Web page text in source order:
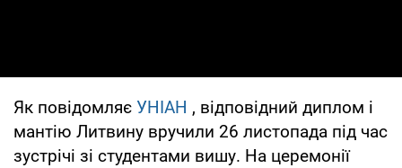
Як повідомляє УНІАН , відповідний диплом і
мантію Литвину вручили 26 листопада під час
зустрічі зі студентами вишу. На церемонії